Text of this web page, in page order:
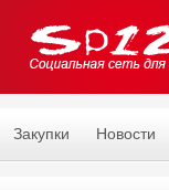
Закупки Новости